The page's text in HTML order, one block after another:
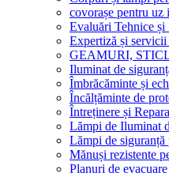
covorașe pentru
Evaluări Tehnice
Expertiză și servicii
GEAMURI,
Iluminat de
Îmbrăcăminte și
Încălțăminte de
Întreținere și
Lămpi de Iluminat
Lămpi de
Mănuși rezistente
Planuri de